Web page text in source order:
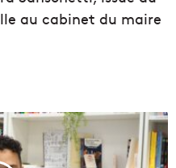
au cabinet du maire